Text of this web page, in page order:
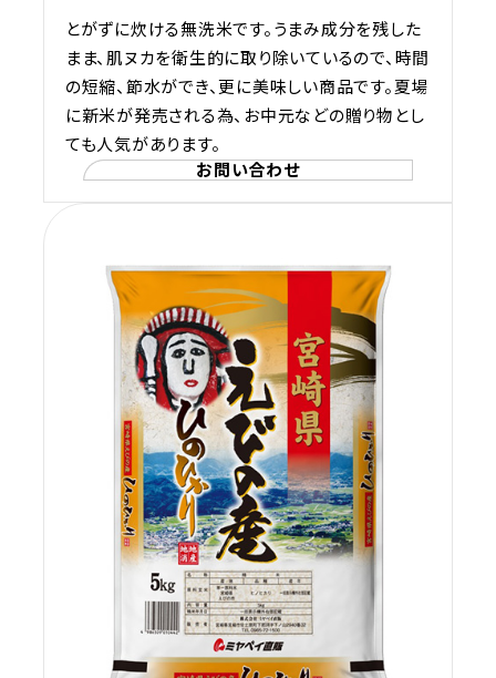
とがずに炊ける無洗米です。うまみ成分を残した
まま、肌ヌカを衛生的に取り除いているので、時間
の短縮、節水ができ、更に美味しい商品です。夏場
に新米が発売される為、お中元などの贈り物とし
ても人気があります。
お問い合わせ